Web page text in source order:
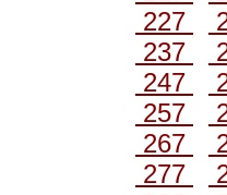
227
237
247
257
267
277